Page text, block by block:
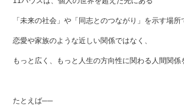
「未来の社会」や「同志とのつながり」を示す場所
恋愛や家族のような近しい関係ではなく、
もっと広く、もっと人生の方向性に関わる人間関係
たとえば──